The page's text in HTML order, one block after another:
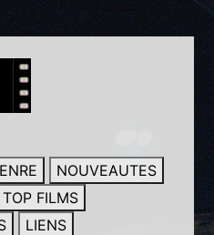
NOUVEAUTES
TOP FILMS
LIENS